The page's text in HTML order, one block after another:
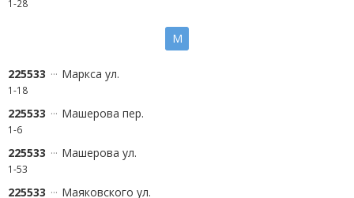
1-28
М
225533 Маркса ул.
1-18
225533 Машерова пер.
1-6
225533 Машерова ул.
1-53
225533 Маяковского ул.